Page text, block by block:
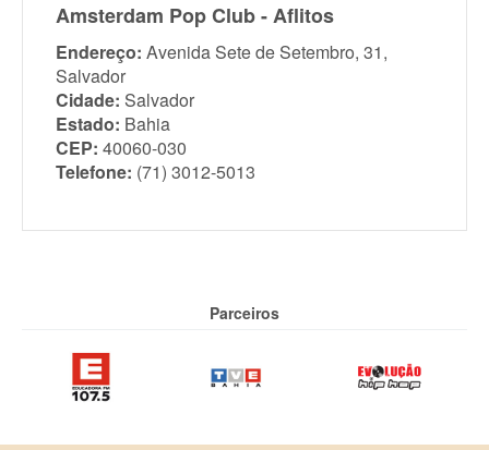
Amsterdam Pop Club - Aflitos
Endereço: Avenida Sete de Setembro, 31,
Salvador
Cidade: Salvador
Estado: Bahia
CEP: 40060-030
Telefone: (71) 3012-5013
Parceiros